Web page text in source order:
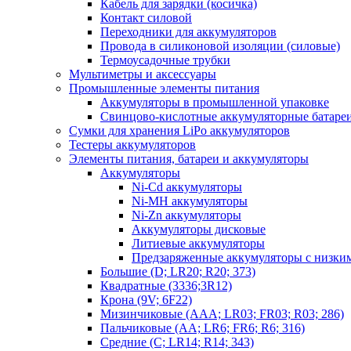
Кабель для зарядки (косичка)
Контакт силовой
Переходники для аккумуляторов
Провода в силиконовой изоляции (силовые)
Термоусадочные трубки
Мультиметры и аксессуары
Промышленные элементы питания
Аккумуляторы в промышленной упаковке
Свинцово-кислотные аккумуляторные
Сумки для хранения LiPo аккумуляторов
Тестеры аккумуляторов
Элементы питания, батареи и аккумуляторы
Аккумуляторы
Ni-Cd аккумуляторы
Ni-MH аккумуляторы
Ni-Zn аккумуляторы
Аккумуляторы дисковые
Литиевые аккумуляторы
Предзаряженные аккумуляторы с
Большие (D; LR20; R20; 373)
Квадратные (3336;3R12)
Крона (9V; 6F22)
Мизинчиковые (AAA; LR03; FR03; R03; 286)
Пальчиковые (AA; LR6; FR6; R6; 316)
Средние (C; LR14; R14; 343)